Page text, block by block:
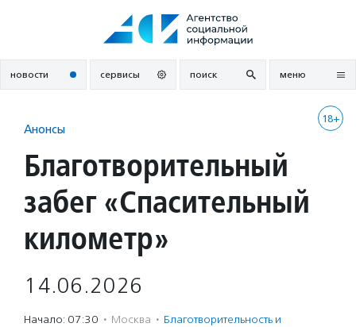
новости сервисы поиск меню
18+
Анонсы
Благотворительный
забег «Спасительный
километр»
14.06.2026
Начало: 07:30 · Москва · Благотвори­тель­ность и